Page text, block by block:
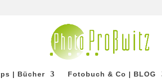
| Bücher Fotobuch & Co | BLOG